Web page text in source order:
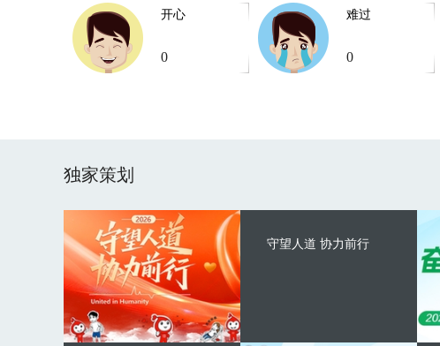
开心
0
难过
0
独家策划
守望人道 协力前行